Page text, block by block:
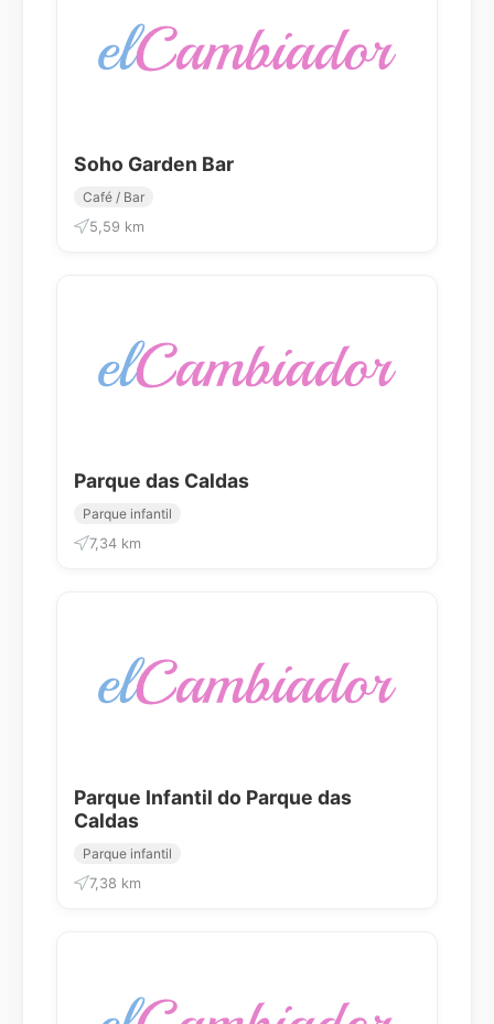
Soho Garden Bar
Café / Bar
5,59 km
Parque das Caldas
Parque infantil
7,34 km
Parque Infantil do Parque das
Caldas
Parque infantil
7,38 km